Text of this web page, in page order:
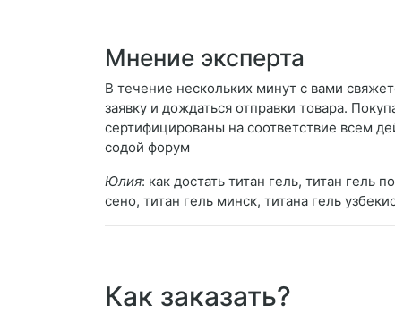
Мнение эксперта
В течение нескольких минут с вами
заявку и дождаться отправки товара.
сертифицированы на соответствие всем
содой форум
Юлия: как достать титан гель, титан гель
сено, титан гель минск, титана гель
Как заказать?